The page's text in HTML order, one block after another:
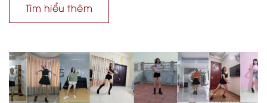
Tìm hiểu thêm